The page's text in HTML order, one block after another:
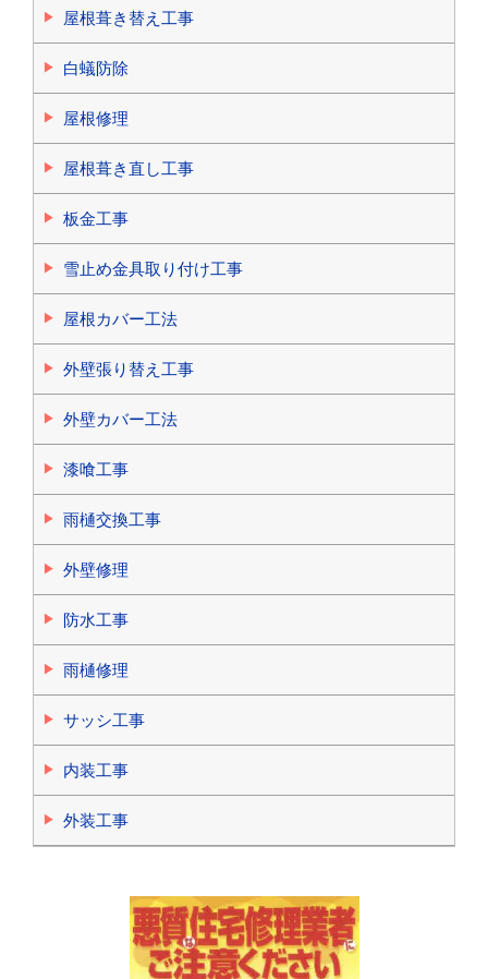
屋根葺き替え工事
白蟻防除
屋根修理
屋根葺き直し工事
板金工事
雪止め金具取り付け工事
屋根カバー工法
外壁張り替え工事
外壁カバー工法
漆喰工事
雨樋交換工事
外壁修理
防水工事
雨樋修理
サッシ工事
内装工事
外装工事